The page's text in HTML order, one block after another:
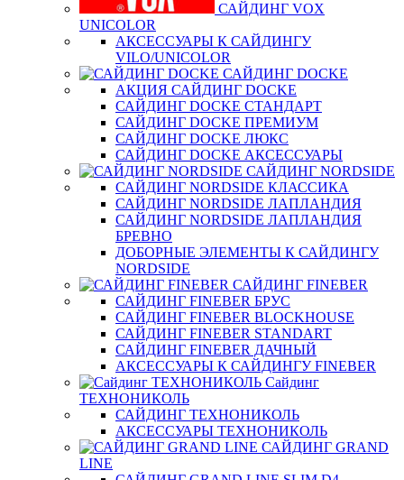
САЙДИНГ VOX
UNICOLOR
АКСЕССУАРЫ К САЙДИНГУ
VILO/UNICOLOR
САЙДИНГ DOCKE
АКЦИЯ САЙДИНГ DOCKE
САЙДИНГ DOCKE СТАНДАРТ
САЙДИНГ DOCKE ПРЕМИУМ
САЙДИНГ DOCKE ЛЮКС
САЙДИНГ DOCKE АКСЕССУАРЫ
САЙДИНГ NORDSIDE
САЙДИНГ NORDSIDE КЛАССИКА
САЙДИНГ NORDSIDE ЛАПЛАНДИЯ
САЙДИНГ NORDSIDE ЛАПЛАНДИЯ
БРЕВНО
ДОБОРНЫЕ ЭЛЕМЕНТЫ К САЙДИНГУ
NORDSIDE
САЙДИНГ FINEBER
САЙДИНГ FINEBER БРУС
САЙДИНГ FINEBER BLOCKHOUSE
САЙДИНГ FINEBER STANDART
САЙДИНГ FINEBER ДАЧНЫЙ
АКСЕССУАРЫ К САЙДИНГУ FINEBER
Сайдинг
ТЕХНОНИКОЛЬ
САЙДИНГ ТЕХНОНИКОЛЬ
АКСЕССУАРЫ ТЕХНОНИКОЛЬ
САЙДИНГ GRAND
LINE